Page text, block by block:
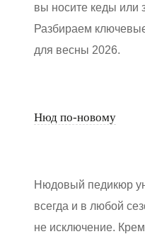
вы носите кеды или
Разбираем
для весны 2026.
Нюд по-новому
Нюдовый педикюр
всегда и в любой
не исключение.